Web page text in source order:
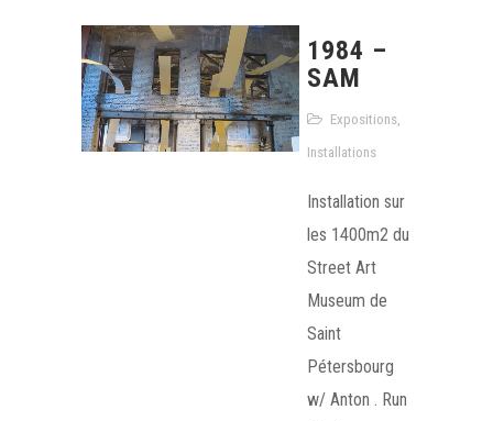
1984 –
SAM
Expositions,
Installations
Installation sur
les 1400m2 du
Street Art
Museum de
Saint
Pétersbourg
w/ Anton . Run